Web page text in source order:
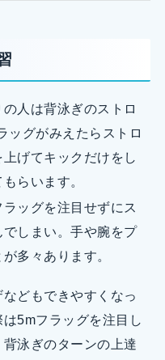
人は背泳ぎのストロ
ッグがみえたらストロ
げてキックだけをし
らいます。
ッグを注目せずにス
でしまい。手や腕をプ
多々あります。
どもできやすくなっ
5mフラッグを注目し
泳ぎのターンの上達